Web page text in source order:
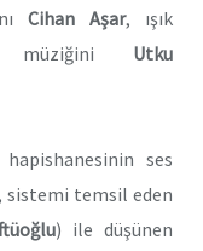
Cihan Aşar, ışık
Utku
ses
sistemi temsil eden
) ile düşünen